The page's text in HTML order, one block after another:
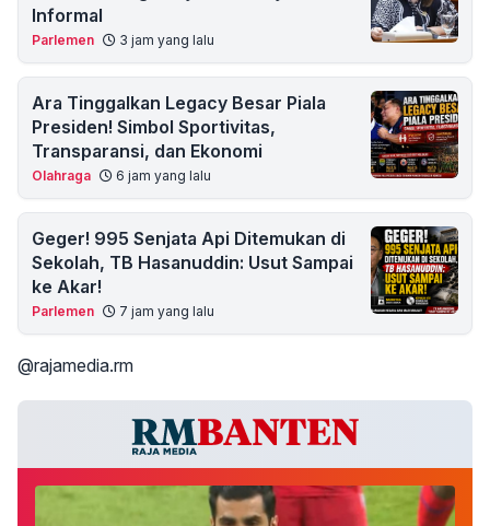
Informal
Parlemen 3 jam yang lalu
Ara Tinggalkan Legacy Besar Piala
Presiden! Simbol Sportivitas,
Transparansi, dan Ekonomi
Olahraga 6 jam yang lalu
Geger! 995 Senjata Api Ditemukan di
Sekolah, TB Hasanuddin: Usut Sampai
ke Akar!
Parlemen 7 jam yang lalu
@rajamedia.rm